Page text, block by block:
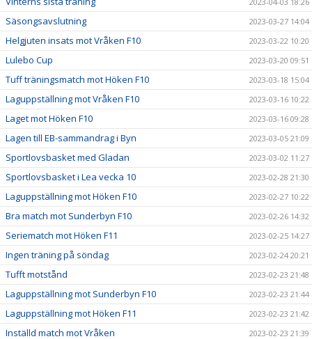
Säsongsavslutning 2023-03-27 14:04
Helgjuten insats mot Vråken F10 2023-03-22 10:20
Lulebo Cup 2023-03-20 09:51
Tuff träningsmatch mot Höken F10 2023-03-18 15:04
Laguppställning mot Vråken F10 2023-03-16 10:22
Laget mot Höken F10 2023-03-16 09:28
Lagen till EB-sammandrag i Byn 2023-03-05 21:09
Sportlovsbasket med Gladan 2023-03-02 11:27
Sportlovsbasket i Lea vecka 10 2023-02-28 21:30
Laguppställning mot Höken F10 2023-02-27 10:22
Bra match mot Sunderbyn F10 2023-02-26 14:32
Seriematch mot Höken F11 2023-02-25 14:27
Ingen träning på söndag 2023-02-24 20:21
Tufft motstånd 2023-02-23 21:48
Laguppställning mot Sunderbyn F10 2023-02-23 21:44
Laguppställning mot Höken F11 2023-02-23 21:42
Inställd match mot Vråken 2023-02-23 21:39